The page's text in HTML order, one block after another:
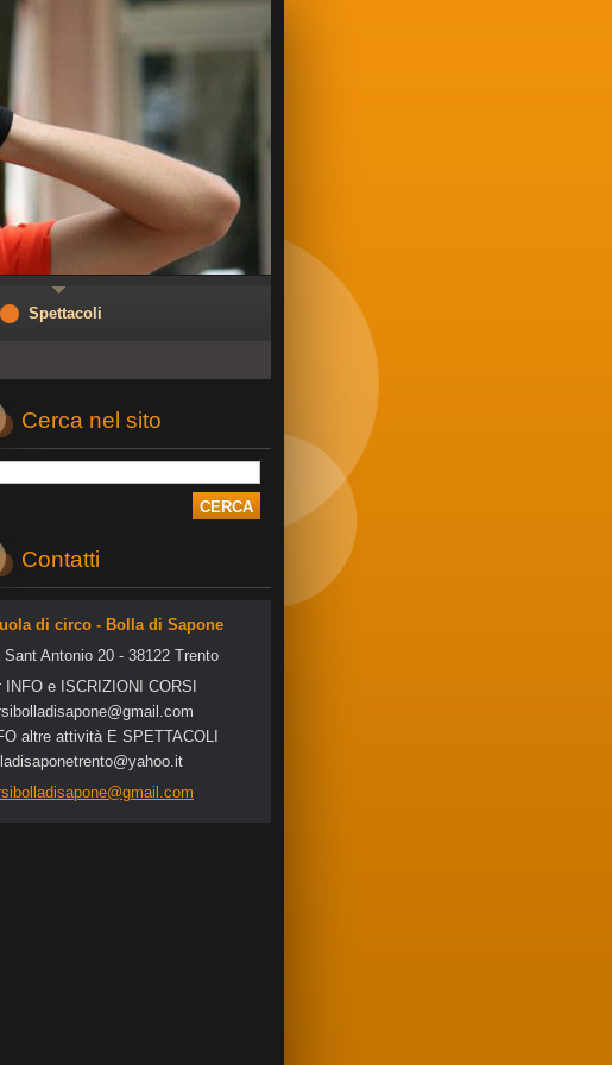
Cerca nel sito
Contatti
di circo - Bolla di Sapone
Sant Antonio 20 - 38122 Trento
INFO e ISCRIZIONI CORSI
ladisapone@gmail .com
altre attività E SPETTACOLI
Spettacoli